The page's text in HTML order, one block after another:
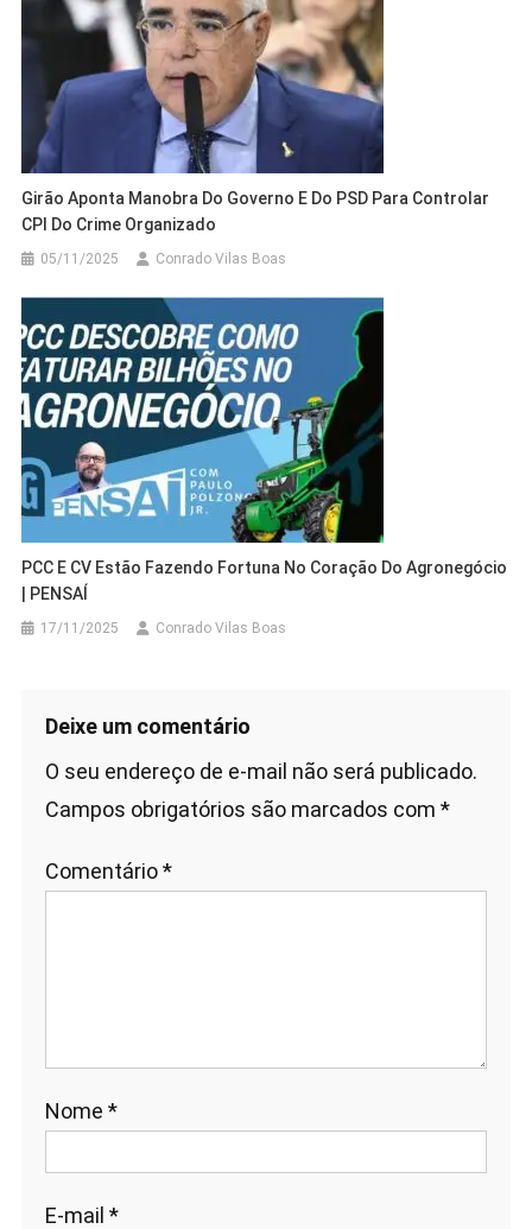
Girão Aponta Manobra Do Governo E Do PSD Para Controlar
CPI Do Crime Organizado
05/11/2025 Conrado Vilas Boas
PCC E CV Estão Fazendo Fortuna No Coração Do Agronegócio
| PENSAÍ
17/11/2025 Conrado Vilas Boas
Deixe um comentário
O seu endereço de e-mail não será publicado.
Campos obrigatórios são marcados com *
Comentário*
Nome *
E-mail *